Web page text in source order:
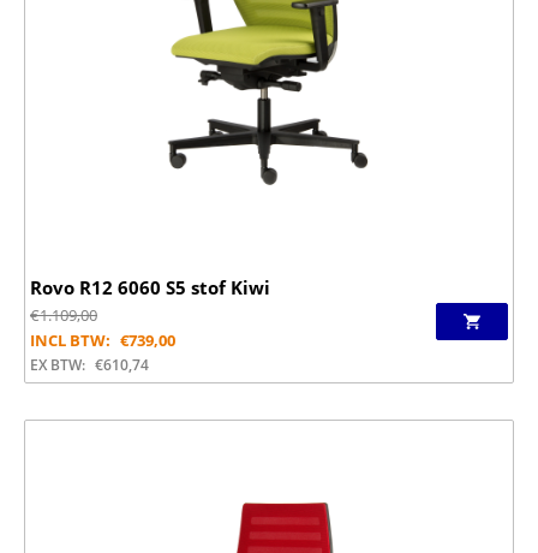
Rovo R12 6060 S5 stof Kiwi
€1.109,00
INCL BTW: €739,00
EX BTW: €610,74